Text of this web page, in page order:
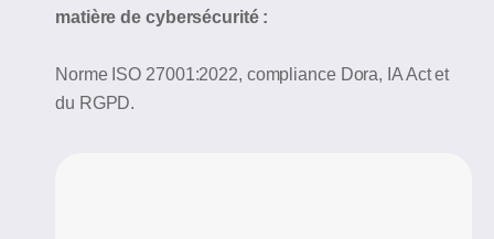
matière de cybersécurité :
Norme ISO 27001:2022, compliance Dora, IA Act et
du RGPD.